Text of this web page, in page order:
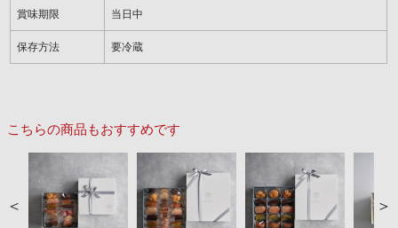
賞味期限 当日中
保存方法 要冷蔵
こちらの商品もおすすめです